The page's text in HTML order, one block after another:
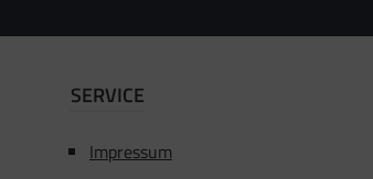
SERVICE
Impressum